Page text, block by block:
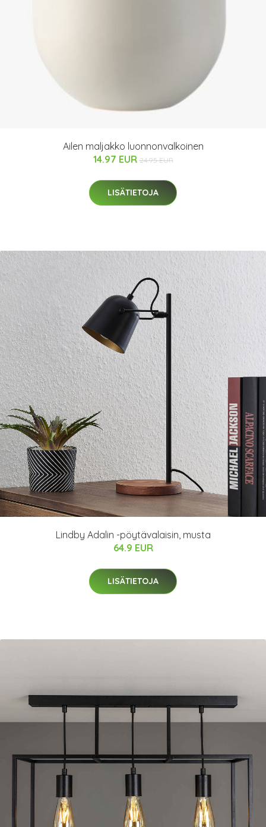
Ailen maljakko luonnonvalkoinen
14.97 EUR 24.95 EUR
LISÄTIETOJA
Lindby Adalin -pöytävalaisin, musta
64.9 EUR
LISÄTIETOJA